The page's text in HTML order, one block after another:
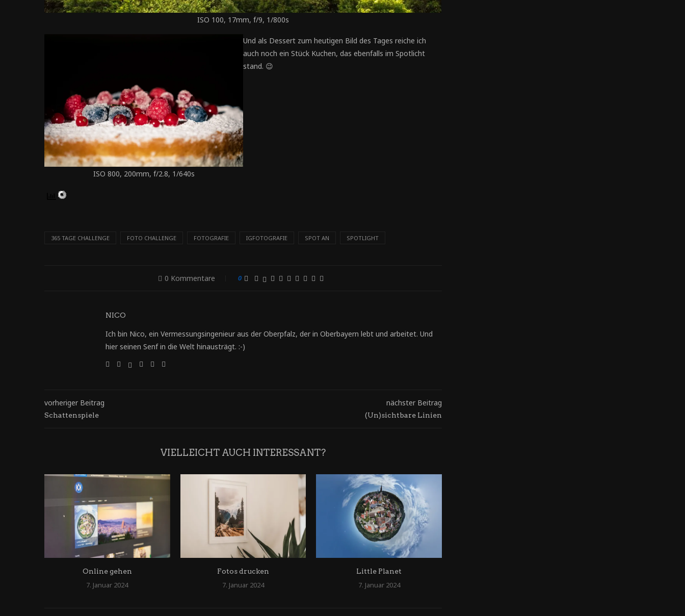
ISO 100, 17mm, f/9, 1/800s
ISO 800, 200mm, f/2.8, 1/640s
Und als Dessert zum heutigen Bild des Tages reiche ich
auch noch ein Stück Kuchen, das ebenfalls im Spotlicht
stand. 😉
365 TAGE CHALLENGE FOTO CHALLENGE FOTOGRAFIE IGFOTOGRAFIE SPOT AN SPOTLIGHT
0 Kommentare 0
NICO
Ich bin Nico, ein Vermessungsingenieur aus der Oberpfalz, der in Oberbayern lebt und arbeitet. Und
hier seinen Senf in die Welt hinausträgt. :-)
vorheriger Beitrag
Schattenspiele
nächster Beitrag
(Un)sichtbare Linien
VIELLEICHT AUCH INTERESSANT?
Online gehen
7. Januar 2024
Fotos drucken
7. Januar 2024
Little Planet
7. Januar 2024